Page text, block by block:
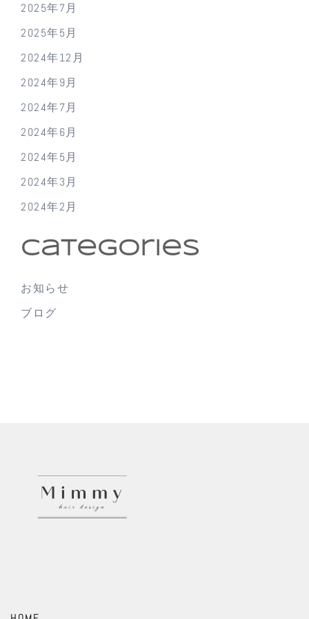
2025年7月
2025年5月
2024年12月
2024年9月
2024年7月
2024年6月
2024年5月
2024年3月
2024年2月
Categories
お知らせ
ブログ